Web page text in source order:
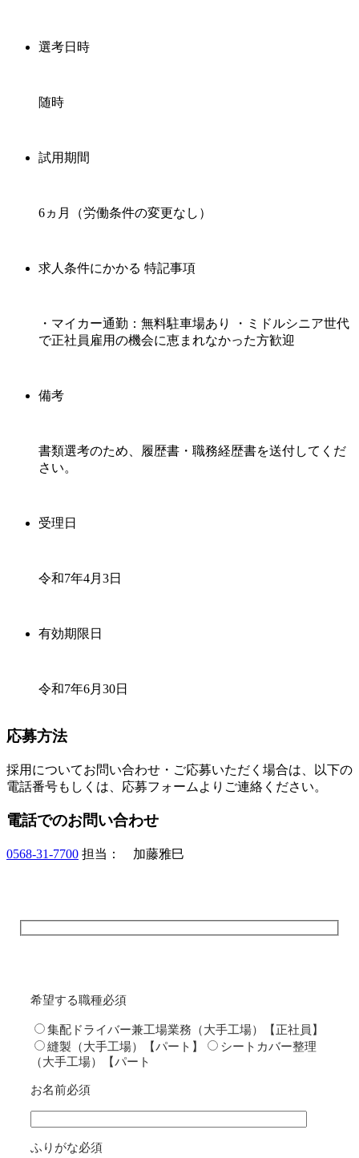
選考日時
随時
試用期間
6ヵ月（労働条件の変更なし）
求人条件にかかる 特記事項
・マイカー通勤：無料駐車場あり ・ミドルシニア世代
で正社員雇用の機会に恵まれなかった方歓迎
備考
書類選考のため、履歴書・職務経歴書を送付してくだ
さい。
受理日
令和7年4月3日
有効期限日
令和7年6月30日
応募方法
採用についてお問い合わせ・ご応募いただく場合は、以下の
電話番号もしくは、応募フォームよりご連絡ください。
電話でのお問い合わせ
0568-31-7700 担当： 加藤雅巳
希望する職種必須
集配ドライバー兼工場業務（大手工場）【正社員】
縫製（大手工場）【パート】
シートカバー整理
（大手工場）【パート
お名前必須
ふりがな必須